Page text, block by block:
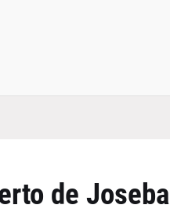
de Joseba